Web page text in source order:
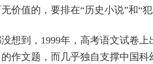
价值的，要排在“历史小说”和“
想到，1999年，高考语文试卷
作文题，而几乎独自支撑中国